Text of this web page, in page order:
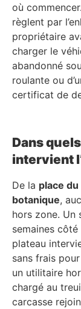
où
règlent par
propriétaire
charger le
abandonné
roulante ou
certificat de
Dans
intervient
De la place
botanique,
hors zone. Un
semaines côté
plateau
sans frais
un utilitaire
chargé au
carcasse